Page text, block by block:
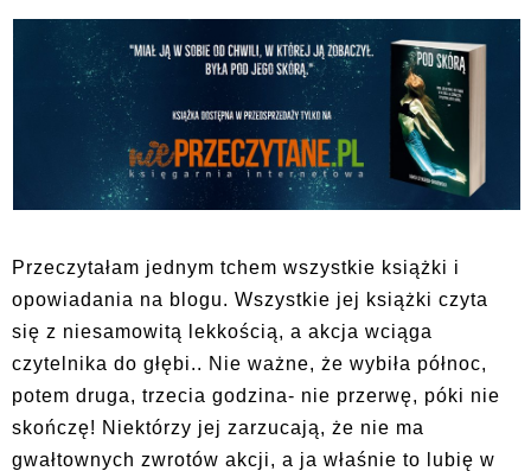
Przeczytałam jednym tchem wszystkie książki i
opowiadania na blogu. Wszystkie jej książki czyta
się z niesamowitą lekkością, a akcja wciąga
czytelnika do głębi.. Nie ważne, że wybiła północ,
potem druga, trzecia godzina- nie przerwę, póki nie
skończę! Niektórzy jej zarzucają, że nie ma
gwałtownych zwrotów akcji, a ja właśnie to lubię w